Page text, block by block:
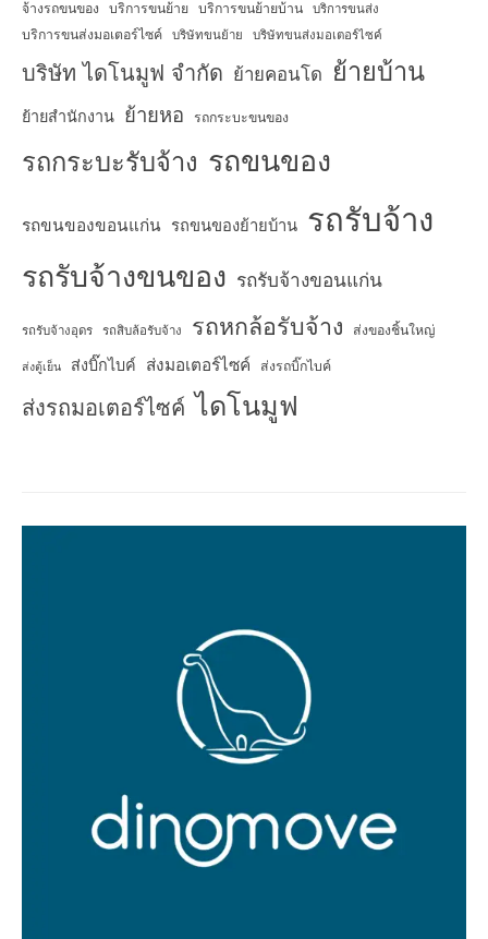
จ้างรถขนของ บริการขนย้าย บริการขนย้ายบ้าน บริการขนส่ง
บริการขนส่งมอเตอร์ไซค์ บริษัทขนย้าย บริษัทขนส่งมอเตอร์ไซค์
บริษัท ไดโนมูฟ จำกัด ย้ายคอนโด ย้ายบ้าน
ย้ายสำนักงาน ย้ายหอ รถกระบะขนของ
รถกระบะรับจ้าง รถขนของ
รถขนของขอนแก่น รถขนของย้ายบ้าน รถรับจ้าง
รถรับจ้างขนของ รถรับจ้างขอนแก่น
รถรับจ้างอุดร รถสิบล้อรับจ้าง รถหกล้อรับจ้าง ส่งของชิ้นใหญ่
ส่งตู้เย็น ส่งบิ๊กไบค์ ส่งมอเตอร์ไซค์ ส่งรถบิ๊กไบค์
ส่งรถมอเตอร์ไซค์ ไดโนมูฟ